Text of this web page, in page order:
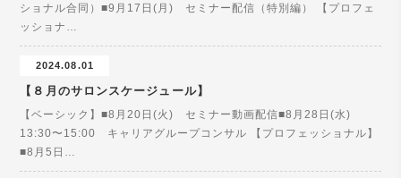
ショナル合同）■9月17日(月) セミナー配信（特別編） 【プロフェ
ッショナ…
2024.08.01
【８月のサロンスケージュール】
【ベーシック】■8月20日(火) セミナー動画配信■8月28日(水)
13:30〜15:00 キャリアグループコンサル 【プロフェッショナル】
■8月5日…